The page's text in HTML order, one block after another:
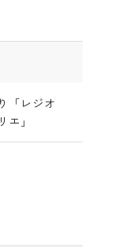
「レジオ
」